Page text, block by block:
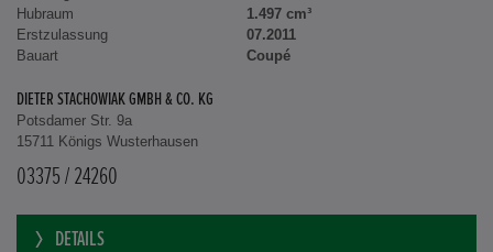
Hubraum
1.497 cm³
Erstzulassung
07.2011
Bauart
Coupé
DIETER STACHOWIAK GMBH & CO. KG
Potsdamer Str. 9a
15711 Königs Wusterhausen
03375 / 24260
DETAILS